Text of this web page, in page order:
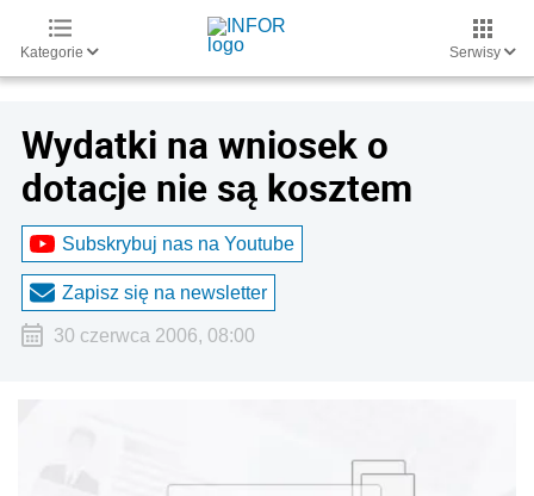
Kategorie Serwisy
Wydatki na wniosek o
dotacje nie są kosztem
Subskrybuj nas na Youtube
Zapisz się na newsletter
30 czerwca 2006, 08:00